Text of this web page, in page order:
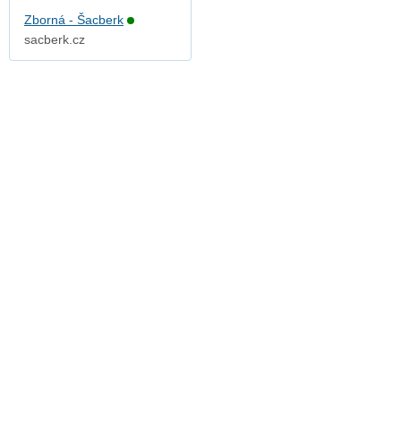
Zborná - Šacberk
sacberk.cz